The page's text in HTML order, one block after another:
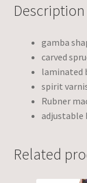
Description
gamba
carved
laminated
spirit
Rubner
adjustable
Related